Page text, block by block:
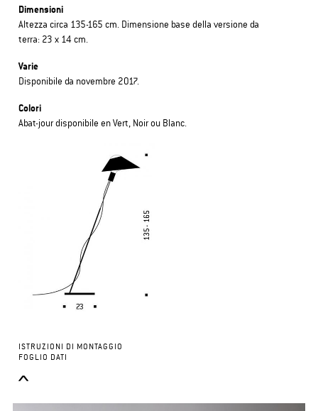
Dimensioni
Altezza circa 135-165 cm. Dimensione base della versione da
terra: 23 x 14 cm.
Varie
Disponibile da novembre 2017.
Colori
Abat-jour disponibile en Vert, Noir ou Blanc.
ISTRUZIONI DI MONTAGGIO
FOGLIO DATI